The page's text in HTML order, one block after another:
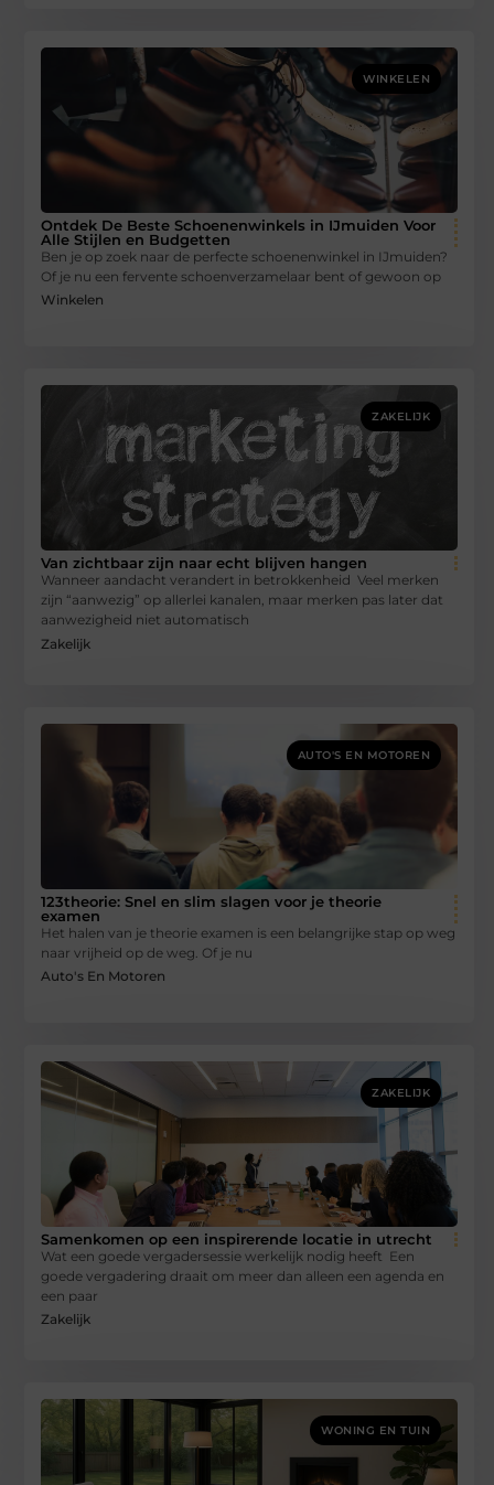
WINKELEN
Ontdek De Beste Schoenenwinkels in IJmuiden Voor
Alle Stijlen en Budgetten
Ben je op zoek naar de perfecte schoenenwinkel in IJmuiden?
Of je nu een fervente schoenverzamelaar bent of gewoon op
Winkelen
ZAKELIJK
Van zichtbaar zijn naar echt blijven hangen
Wanneer aandacht verandert in betrokkenheid Veel merken
zijn “aanwezig” op allerlei kanalen, maar merken pas later dat
aanwezigheid niet automatisch
Zakelijk
AUTO'S EN MOTOREN
123theorie: Snel en slim slagen voor je theorie
examen
Het halen van je theorie examen is een belangrijke stap op weg
naar vrijheid op de weg. Of je nu
Auto's En Motoren
ZAKELIJK
Samenkomen op een inspirerende locatie in utrecht
Wat een goede vergadersessie werkelijk nodig heeft Een
goede vergadering draait om meer dan alleen een agenda en
een paar
Zakelijk
WONING EN TUIN